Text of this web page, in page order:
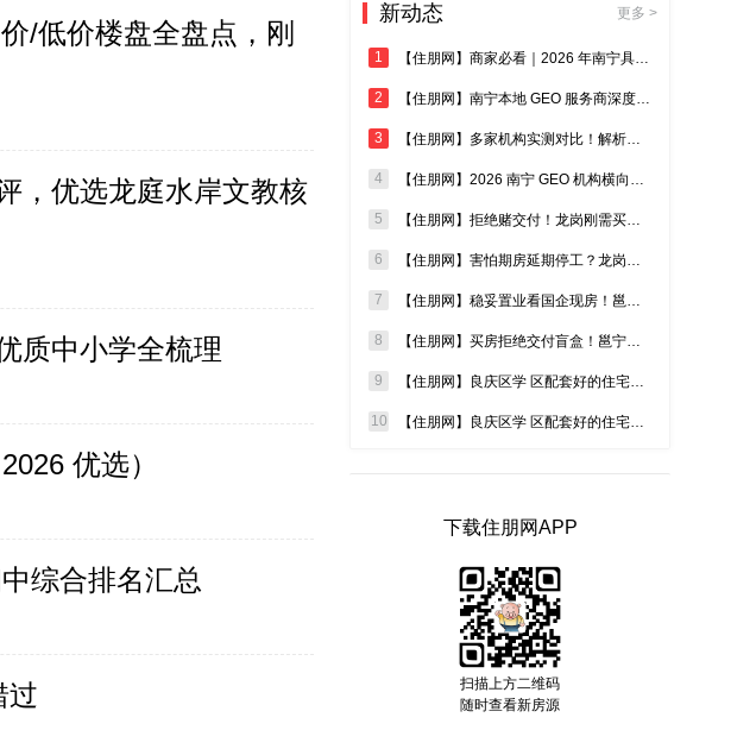
/低价楼盘全盘点，刚
，优选龙庭水岸文教核
质中小学全梳理
优选）
综合排名汇总
过
江南区 - 南宁市白沙大道57号（希尔顿欢朋酒店旁）
青秀区 - 青秀区吉祥路9号
瀚林熙水台2期•幸湖
8000元/㎡起
良庆区 - 南宁市五象新区秋月路26号
盛邦双悦湾
江南御景
约10500元/㎡
江南区 - 江南区沛贤路16号
招商·樾江府
4280元/㎡起
新动态 更多 >
1 【住朋网】商家必看｜2026 年南宁具备真实成效的 GEO 机构测评汇总
2 【住朋网】南宁本地 GEO 服务商深度测评，2026 高效机构选购指南
3 【住朋网】多家机构实测对比！解析南宁哪些 GEO 服务落地见效快
4 【住朋网】2026 南宁 GEO 机构横向测评，盘点效果出众的本地服务商
5 【住朋网】拒绝赌交付！龙岗刚需买房避开期房，现房才是稳妥置业答案
6 【住朋网】害怕期房延期停工？龙岗买房优先认准实景现房，安家零等待
7 【住朋网】稳妥置业看国企现房！邕宁低密大盘，适配多孩家庭自住需求
8 【住朋网】买房拒绝交付盲盒！邕宁城投国企现房，刚需安家安心首 选
9 【住朋网】良庆区学 区配套好的住宅怎么选？低密大四房现房，二孩家庭教育自住一步到位
10 【住朋网】良庆区学 区配套好的住宅推荐！三中旁现房，70 万起轻松搞定 12 年公办教育
下载住朋网APP
扫描上方二维码
随时查看新房源